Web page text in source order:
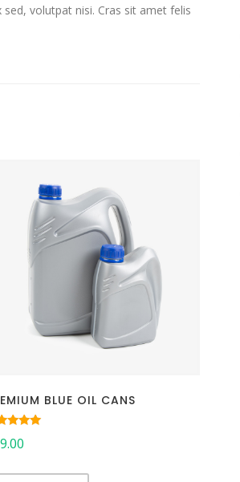
volutpat nisi. Cras sit amet felis
BLUE OIL CANS